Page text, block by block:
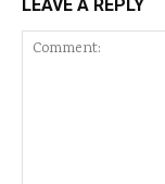
LEAVE A REPLY